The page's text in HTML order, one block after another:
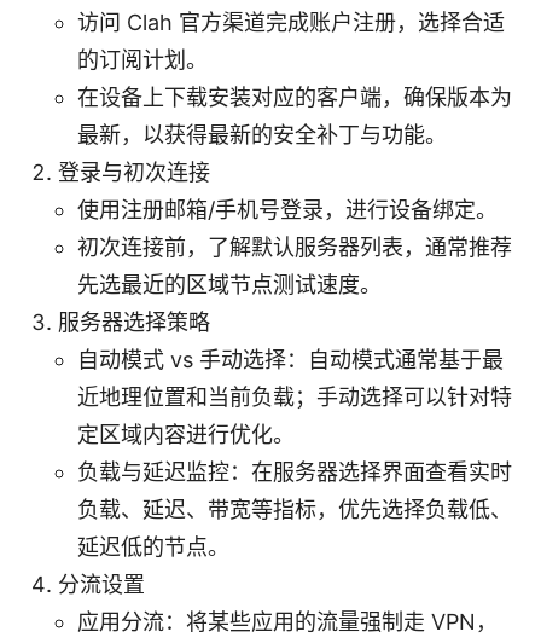
访问 Clah 官方渠道完成账户注册，选择合适
的订阅计划。
在设备上下载安装对应的客户端，确保版本为
最新，以获得最新的安全补丁与功能。
登录与初次连接
使用注册邮箱/手机号登录，进行设备绑定。
初次连接前，了解默认服务器列表，通常推荐
先选最近的区域节点测试速度。
服务器选择策略
自动模式 vs 手动选择：自动模式通常基于最
近地理位置和当前负载；手动选择可以针对特
定区域内容进行优化。
负载与延迟监控：在服务器选择界面查看实时
负载、延迟、带宽等指标，优先选择负载低、
延迟低的节点。
分流设置
应用分流：将某些应用的流量强制走 VPN，